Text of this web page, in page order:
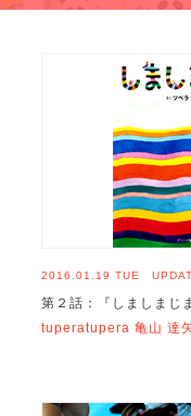
2016.01.19 TUE
第２話：『しましまじ
tuperatupera 亀山 達